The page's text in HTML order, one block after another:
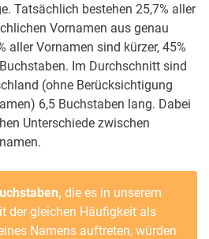
Tatsächlich bestehen 25,7% aller
Vornamen aus genau
aller Vornamen sind kürzer, 45%
Im Durchschnitt sind
(ohne Berücksichtigung
6,5 Buchstaben lang. Dabei
Unterschiede zwischen
die es in unserem
der gleichen Häufigkeit als
Namens auftreten, würden